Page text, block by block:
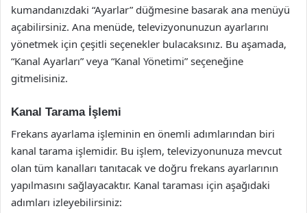
kumandanızdaki “Ayarlar” düğmesine basarak ana menüyü
açabilirsiniz. Ana menüde, televizyonunuzun ayarlarını
yönetmek için çeşitli seçenekler bulacaksınız. Bu aşamada,
“Kanal Ayarları” veya “Kanal Yönetimi” seçeneğine
gitmelisiniz.
Kanal Tarama İşlemi
Frekans ayarlama işleminin en önemli adımlarından biri
kanal tarama işlemidir. Bu işlem, televizyonunuza mevcut
olan tüm kanalları tanıtacak ve doğru frekans ayarlarının
yapılmasını sağlayacaktır. Kanal taraması için aşağıdaki
adımları izleyebilirsiniz: